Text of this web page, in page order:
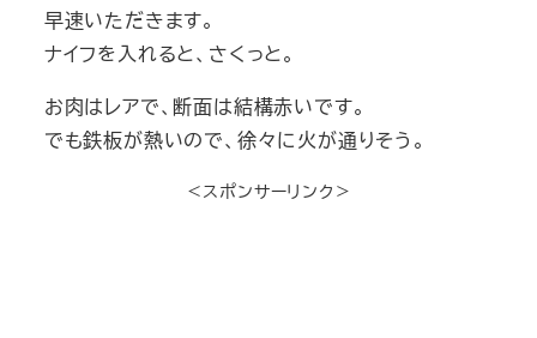
早速いただきます。
ナイフを入れると、さくっと。
お肉はレアで、断面は結構赤いです。
でも鉄板が熱いので、徐々に火が通りそう。
＜スポンサーリンク＞